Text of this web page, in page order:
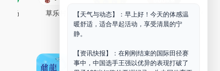
【天气与动态】：早上好！今天的体感温
暖舒适，适合早起活动，享受清晨的宁
静。
【资讯快报】：在刚刚结束的国际田径赛
事中，中国选手王强以优异的表现打破了
药场 草乐村 中药剂合成 DOORM